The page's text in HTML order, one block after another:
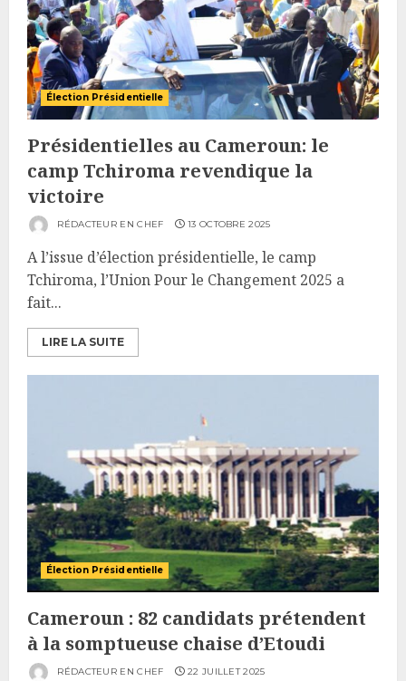
Élection Présidentielle
Présidentielles au Cameroun: le
camp Tchiroma revendique la
victoire
RÉDACTEUR EN CHEF 13 OCTOBRE 2025
A l’issue d’élection présidentielle, le camp
Tchiroma, l’Union Pour le Changement 2025 a
fait...
LIRE LA SUITE
Élection Présidentielle
Cameroun : 82 candidats prétendent
à la somptueuse chaise d’Etoudi
RÉDACTEUR EN CHEF 22 JUILLET 2025